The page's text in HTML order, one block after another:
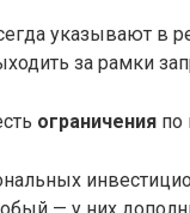
указывают в
за рамки
ограничения по